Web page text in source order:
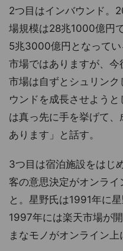
2つ目はインバウンド。
場規模は28兆1000億円
5兆3000億円となって
市場ではありますが、
市場は自ずとシュリン
ウンドを成長させよう
は真っ先に手を挙げて
あります」と話す。
3つ目は宿泊施設をはじ
客の意思決定がオンラ
と。星野氏は1991年に
1997年には楽天市場が
まなモノがオンライン上